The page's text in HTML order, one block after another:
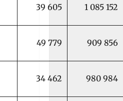
39 605 1 085 152
49 779 909 856
34 462 980 984